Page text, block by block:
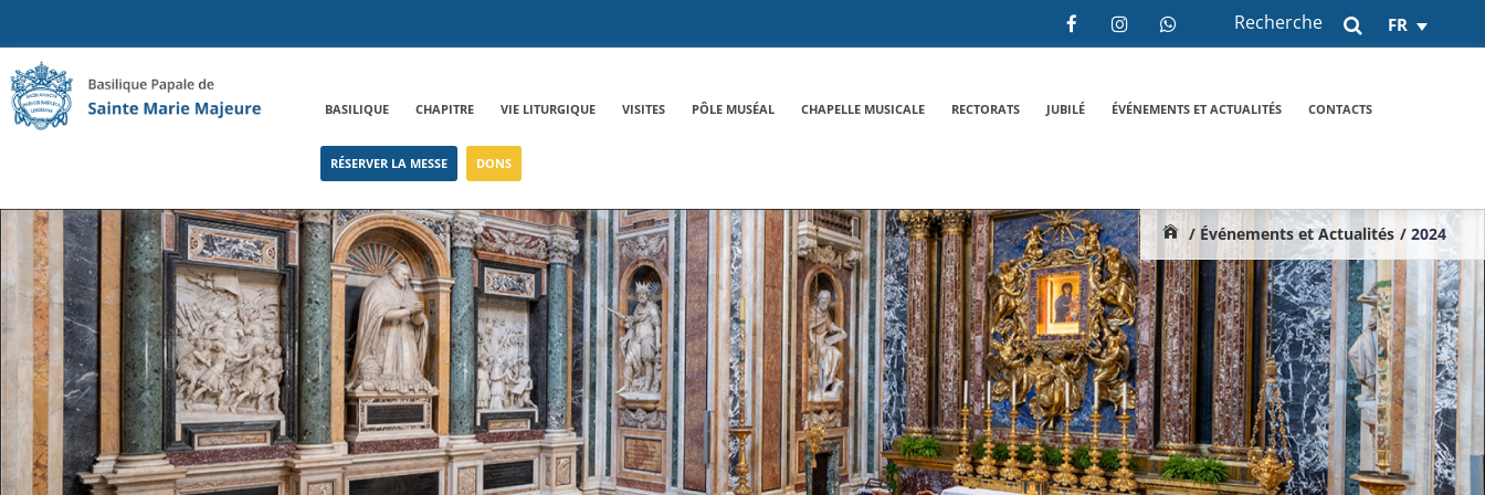
FR
Recherche
BASILIQUE CHAPITRE VIE LITURGIQUE VISITES PÔLE MUSÉAL CHAPELLE MUSICALE RECTORATS JUBILÉ ÉVÉNEMENTS ET ACTUALITÉS CONTACTS
RÉSERVER LA MESSE DONS
/ Événements et Actualités / 2024